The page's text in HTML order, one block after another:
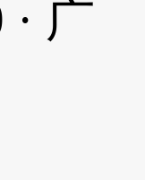
· 广